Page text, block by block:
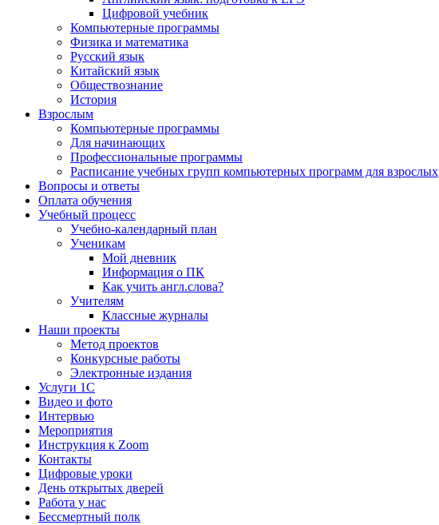
Цифровой учебник
Компьютерные программы
Физика и математика
Русский язык
Китайский язык
Обществознание
История
Взрослым
Компьютерные программы
Для начинающих
Профессиональные программы
Расписание учебных групп компьютерных программ для взрослых
Вопросы и ответы
Оплата обучения
Учебный процесс
Учебно-календарный план
Ученикам
Мой дневник
Информация о ПК
Как учить англ.слова?
Учителям
Классные журналы
Наши проекты
Метод проектов
Конкурсные работы
Электронные издания
Услуги 1C
Видео и фото
Интервью
Мероприятия
Инструкция к Zoom
Контакты
Цифровые уроки
День открытых дверей
Работа у нас
Бессмертный полк